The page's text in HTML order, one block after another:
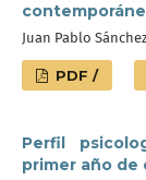
Juan Pablo
PDF /
Perfil
primer año de